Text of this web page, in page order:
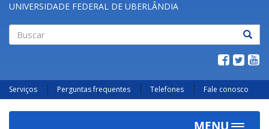
UNIVERSIDADE FEDERAL DE UBERLÂNDIA
Serviços Perguntas frequentes Telefones Fale conosco